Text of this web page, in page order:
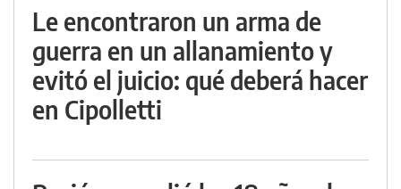
Le encontraron un arma de
guerra en un allanamiento y
evitó el juicio: qué deberá hacer
en Cipolletti